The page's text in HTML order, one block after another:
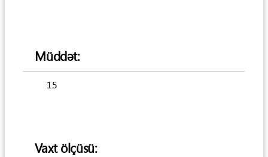
Müddət:
15
Vaxt ölçüsü: